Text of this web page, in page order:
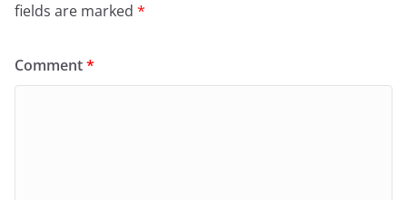
fields are marked *
Comment*